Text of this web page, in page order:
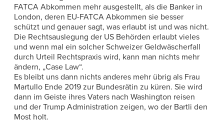
FATCA Abkommen mehr ausgestellt, als die Banker in
London, deren EU-FATCA Abkommen sie besser
schützt und genauer sagt, was erlaubt ist und was nicht.
Die Rechtsauslegung der US Behörden erlaubt vieles
und wenn mal ein solcher Schweizer Geldwäscherfall
durch Urteil Rechtspraxis wird, kann man nichts mehr
ändern, „Case Law“.
Es bleibt uns dann nichts anderes mehr übrig als Frau
Martullo Ende 2019 zur Bundesrätin zu küren. Sie wird
dann im Geiste ihres Vaters nach Washington reisen
und der Trump Administration zeigen, wo der Bartli den
Most holt.